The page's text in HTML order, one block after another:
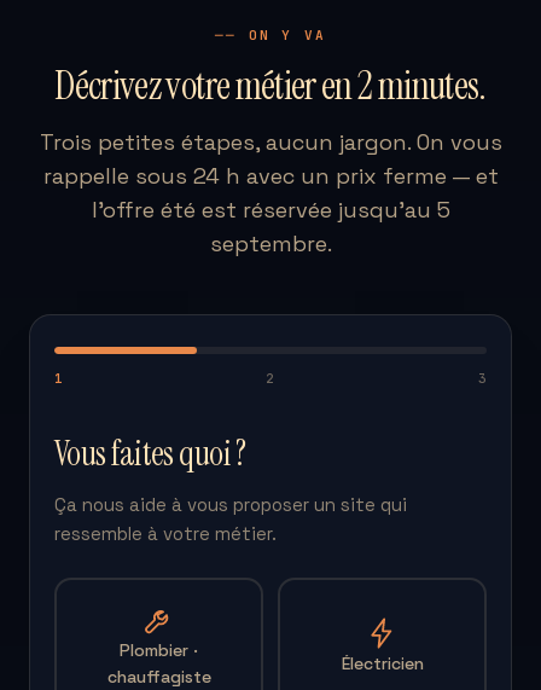
── ON Y VA
Décrivez votre métier en 2 minutes.
Trois petites étapes, aucun jargon. On vous
rappelle sous 24 h avec un prix ferme — et
l'offre été est réservée jusqu'au 5
septembre.
Vous faites quoi ?
Ça nous aide à vous proposer un site qui
ressemble à votre métier.
Plombier ·
chauffagiste
Électricien